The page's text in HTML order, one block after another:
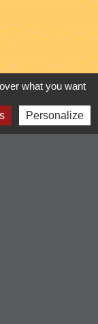
what you want
Personalize